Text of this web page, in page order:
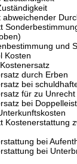
und
Kosten
durch Erben
bei
für zu Unrecht
bei
bei
bei